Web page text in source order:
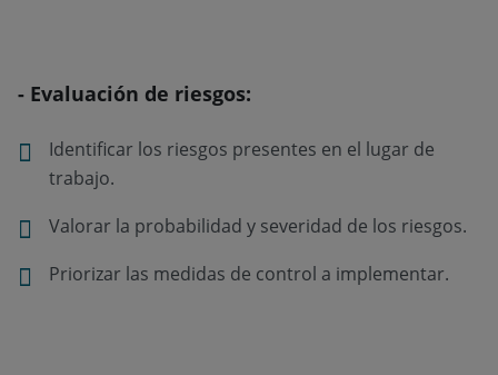
- Evaluación de riesgos:
Identificar los riesgos presentes en el lugar de
trabajo.
Valorar la probabilidad y severidad de los riesgos.
Priorizar las medidas de control a implementar.